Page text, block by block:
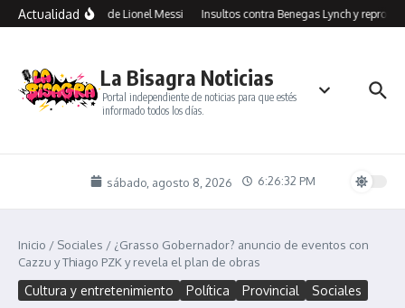
Saltar al contenido
Actualidad
Messi, el papá de Lionel Messi Insultos contra Benegas Lynch y
La Bisagra Noticias
Portal independiente de noticias para que estés
informado todos los días.
sábado, agosto 8, 2026 6:26:32 PM
Inicio / Sociales / ¿Grasso Gobernador? anuncio de eventos con
Cazzu y Thiago PZK y revela el plan de obras
Cultura y entretenimiento Política Provincial Sociales